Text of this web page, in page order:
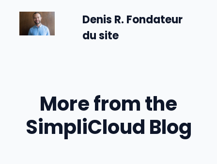
Denis R. Fondateur
du site
More from the
SimpliCloud Blog